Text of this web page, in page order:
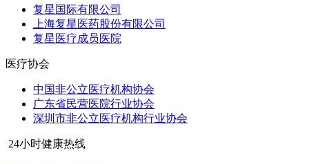
复星国际有限公司
上海复星医药股份有限公司
复星医疗成员医院
医疗协会
中国非公立医疗机构协会
广东省民营医院行业协会
深圳市非公立医疗机构行业协会
24小时健康热线